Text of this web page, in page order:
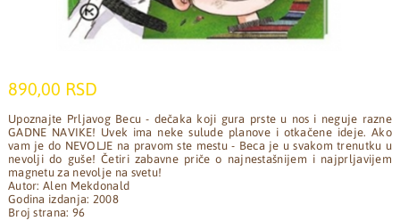
890,00 RSD
Upoznajte Prljavog Becu - dečaka koji gura prste u nos i neguje razne
GADNE NAVIKE! Uvek ima neke sulude planove i otkačene ideje. Ako
vam je do NEVOLJE na pravom ste mestu - Beca je u svakom trenutku u
nevolji do guše! Četiri zabavne priče o najnestašnijem i najprljavijem
magnetu za nevolje na svetu!
Autor: Alen Mekdonald
Godina izdanja: 2008
Broj strana: 96